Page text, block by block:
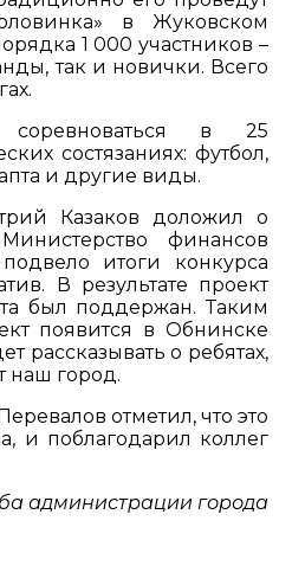
в Жуковском
1 000 участников –
так и новички. Всего
соревноваться в 25
состязаниях: футбол,
и другие виды.
Казаков доложил о
финансов
итоги конкурса
В результате проект
был поддержан. Таким
появится в Обнинске
рассказывать о ребятах,
наш город.
отметил, что это
и поблагодарил коллег
администрации города